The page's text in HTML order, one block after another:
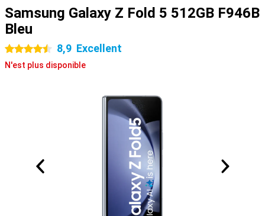
Samsung Galaxy Z Fold 5 512GB F946B
Bleu
4.5 étoiles 8,9 Excellent
N'est plus disponible